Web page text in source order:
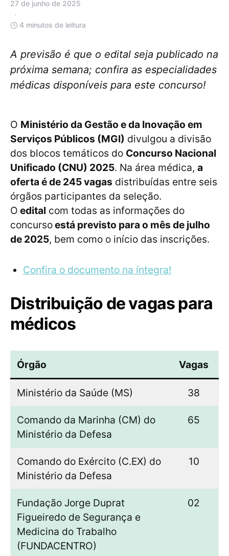
27 de junho de 2025
4 minutos de leitura
A previsão é que o edital seja publicado na
próxima semana; confira as especialidades
médicas disponíveis para este concurso!
O Ministério da Gestão e da Inovação em
Serviços Públicos (MGI) divulgou a divisão
dos blocos temáticos do Concurso Nacional
Unificado (CNU) 2025. Na área médica, a
oferta é de 245 vagas distribuídas entre seis
órgãos participantes da seleção.
O edital com todas as informações do
concursoestá previsto para o mês de julho
de 2025, bem como o início das inscrições.
Confira o documento na íntegra!
Distribuição de vagas para
médicos
Órgão Vagas
Ministério da Saúde (MS) 38
Comando da Marinha (CM) do
Ministério da Defesa
65
Comando do Exército (C.EX) do
Ministério da Defesa
10
Fundação Jorge Duprat
Figueiredo de Segurança e
Medicina do Trabalho
(FUNDACENTRO)
02